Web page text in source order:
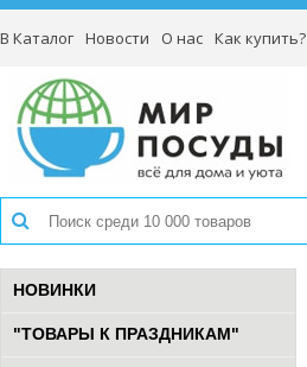
В Каталог Новости О нас Как купить?
НОВИНКИ
"ТОВАРЫ К ПРАЗДНИКАМ"